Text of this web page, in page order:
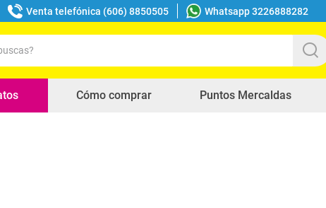
Venta telefónica (606) 8850505 Whatsapp 3226888282
Cómo comprar Puntos Mercaldas
buscados